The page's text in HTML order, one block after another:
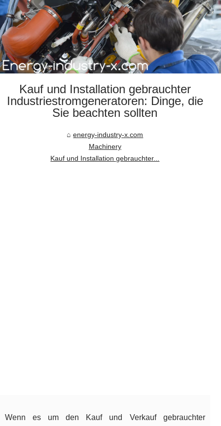
Kauf und Installation gebrauchter
Industriestromgeneratoren: Dinge, die
Sie beachten sollten
energy-industry-x.com
Machinery
Kauf und Installation gebrauchter...
Wenn es um den Kauf und Verkauf gebrauchter